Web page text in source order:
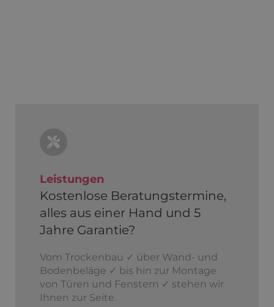
Leistungen
Kostenlose Beratungstermine,
alles aus einer Hand und 5
Jahre Garantie?
Vom Trockenbau ✓ über Wand- und
Bodenbeläge ✓ bis hin zur Montage
von Türen und Fenstern ✓ stehen wir
Ihnen zur Seite.